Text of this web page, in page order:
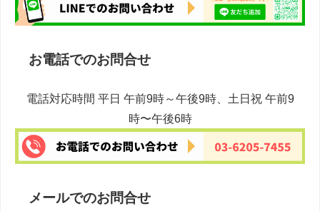
お電話でのお問合せ
電話対応時間 平日 午前9時～午後9時、土日祝 午前9
時〜午後6時
メールでのお問合せ